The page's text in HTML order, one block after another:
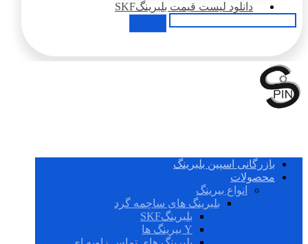
دانلود لیست قیمت بلبرینگSKF
بازرگانی اسپین بلبرینگ
محصولات
انواع بیرینگ
بلبرینگ های ساچمه گرد
بلبرینگSKF
Y بیرینگ ها